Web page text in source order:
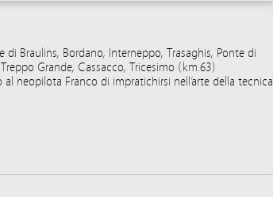
Braulins, Bordano, Interneppo, Trasaghis, Ponte di
Grande, Cassacco, Tricesimo (km.63)
neopilota Franco di impratichirsi nell’arte della tecnica